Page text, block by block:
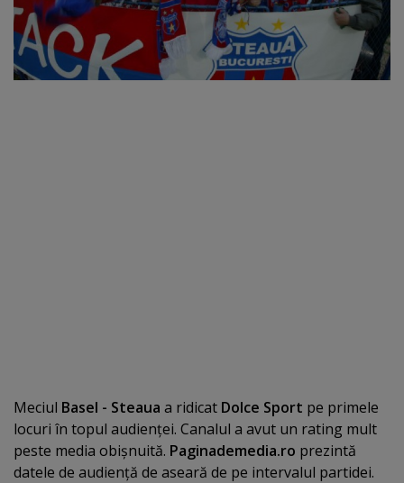
Meciul Basel - Steaua a ridicat Dolce Sport pe primele
locuri în topul audienţei. Canalul a avut un rating mult
peste media obişnuită. Paginademedia.ro prezintă
datele de audienţă de aseară de pe intervalul partidei.